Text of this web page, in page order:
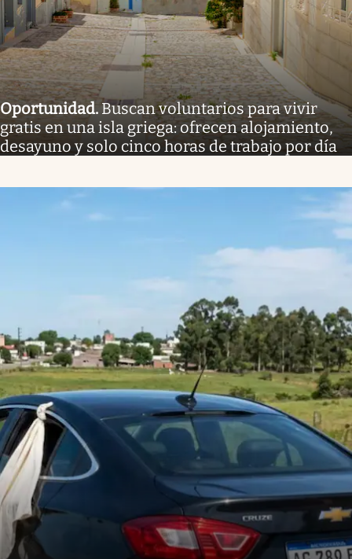
Oportunidad.Buscan voluntarios para vivir
gratis en una isla griega: ofrecen alojamiento,
desayuno y solo cinco horas de trabajo por día